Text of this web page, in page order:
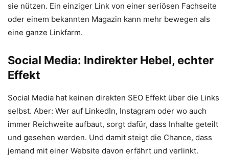
sie nützen. Ein einziger Link von einer seriösen Fachseite
oder einem bekannten Magazin kann mehr bewegen als
eine ganze Linkfarm.
Social Media: Indirekter Hebel, echter
Effekt
Social Media hat keinen direkten SEO Effekt über die Links
selbst. Aber: Wer auf LinkedIn, Instagram oder wo auch
immer Reichweite aufbaut, sorgt dafür, dass Inhalte geteilt
und gesehen werden. Und damit steigt die Chance, dass
jemand mit einer Website davon erfährt und verlinkt.